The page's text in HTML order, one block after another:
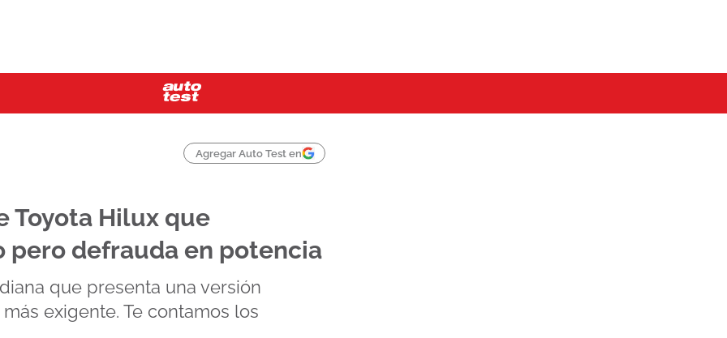
Agregar Auto Test en
Toyota Hilux que
pero defrauda en potencia
que presenta una versión
exigente. Te contamos los